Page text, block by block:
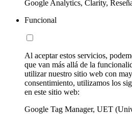
Google Analytics, Clarity,
Funcional
Al aceptar estos servicios,
que van más allá de la
utilizar nuestro sitio web con
consentimiento, utilizamos los
en este sitio web:
Google Tag Manager, UET